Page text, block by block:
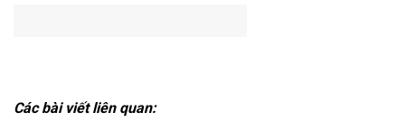
Các bài viết liên quan: